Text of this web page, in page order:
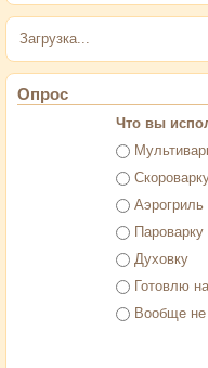
Загрузка...
Опрос
Что вы
Варианты
Аэрогриль
Пароварку
Духовку
Готовлю
Вообще не